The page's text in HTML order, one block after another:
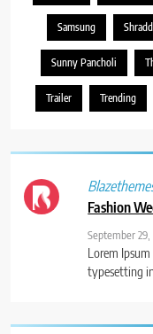
Samsung
Sunny Pancholi
Trailer Trending
Fashion
September 29,
Lorem
typesetting